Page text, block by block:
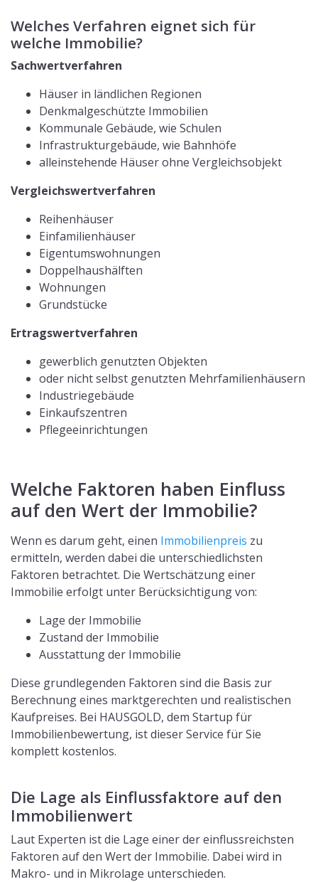
Welches Verfahren eignet sich für
welche Immobilie?
Sachwertverfahren
Häuser in ländlichen Regionen
Denkmalgeschützte Immobilien
Kommunale Gebäude, wie Schulen
Infrastrukturgebäude, wie Bahnhöfe
alleinstehende Häuser ohne Vergleichsobjekt
Vergleichswertverfahren
Reihenhäuser
Einfamilienhäuser
Eigentumswohnungen
Doppelhaushälften
Wohnungen
Grundstücke
Ertragswertverfahren
gewerblich genutzten Objekten
oder nicht selbst genutzten Mehrfamilienhäusern
Industriegebäude
Einkaufszentren
Pflegeeinrichtungen
Welche Faktoren haben Einfluss
auf den Wert der Immobilie?
Wenn es darum geht, einen Immobilienpreis zu
ermitteln, werden dabei die unterschiedlichsten
Faktoren betrachtet. Die Wertschätzung einer
Immobilie erfolgt unter Berücksichtigung von:
Lage der Immobilie
Zustand der Immobilie
Ausstattung der Immobilie
Diese grundlegenden Faktoren sind die Basis zur
Berechnung eines marktgerechten und realistischen
Kaufpreises. Bei HAUSGOLD, dem Startup für
Immobilienbewertung, ist dieser Service für Sie
komplett kostenlos.
Die Lage als Einflussfaktore auf den
Immobilienwert
Laut Experten ist die Lage einer der einflussreichsten
Faktoren auf den Wert der Immobilie. Dabei wird in
Makro- und in Mikrolage unterschieden.